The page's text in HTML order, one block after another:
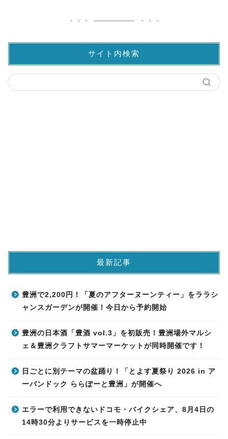
サイト内検索
最新記事
豊洲で2,200円！「夏のアフターヌーンティー」をララシ
ャンスガーデンが開催！今日から予約開始
豊洲の日本酒「豊酒 vol.3」を初販売！豊洲場外マルシ
ェ＆豊洲クラフトサマーマーケットが同時開催です！
日ごとに別テーマの盆踊り！「とよす夏祭り 2026 in ア
ーバンドック ららぽーと豊洲」が開催へ
エラーで利用できないドコモ・バイクシェア、8月4日の
14時30分よりサービスを一時停止中